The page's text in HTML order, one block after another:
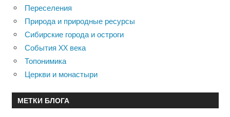
Переселения
Природа и природные ресурсы
Сибирские города и остроги
События XX века
Топонимика
Церкви и монастыри
МЕТКИ БЛОГА